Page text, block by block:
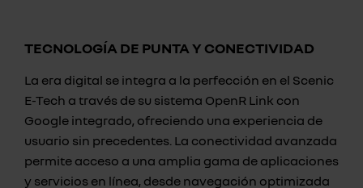
TECNOLOGÍA DE PUNTA Y CONECTIVIDAD
La era digital se integra a la perfección en el Scenic
E-Tech a través de su sistema OpenR Link con
Google integrado, ofreciendo una experiencia de
usuario sin precedentes. La conectividad avanzada
permite acceso a una amplia gama de aplicaciones
y servicios en línea, desde navegación optimizada